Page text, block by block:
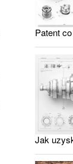
Patent
Jak